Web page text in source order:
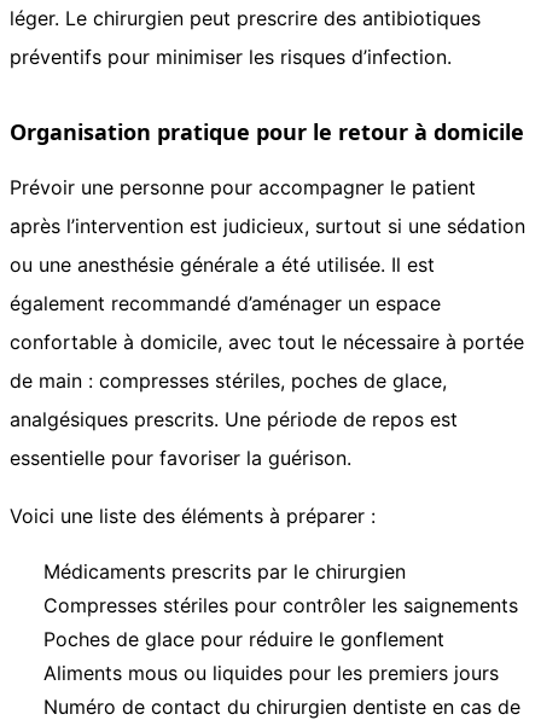
léger. Le chirurgien peut prescrire des antibiotiques
préventifs pour minimiser les risques d’infection.
Organisation pratique pour le retour à domicile
Prévoir une personne pour accompagner le patient
après l’intervention est judicieux, surtout si une sédation
ou une anesthésie générale a été utilisée. Il est
également recommandé d’aménager un espace
confortable à domicile, avec tout le nécessaire à portée
de main : compresses stériles, poches de glace,
analgésiques prescrits. Une période de repos est
essentielle pour favoriser la guérison.
Voici une liste des éléments à préparer :
Médicaments prescrits par le chirurgien
Compresses stériles pour contrôler les saignements
Poches de glace pour réduire le gonflement
Aliments mous ou liquides pour les premiers jours
Numéro de contact du chirurgien dentiste en cas de